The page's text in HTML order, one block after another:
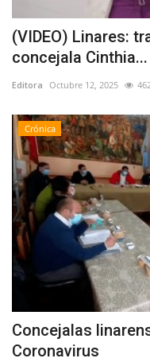
Política
Espectáculos
(VIDEO) Linares:
concejala Cinthia...
Editora Octubre 12, 2025
Crónica
Concejalas
Coronavirus